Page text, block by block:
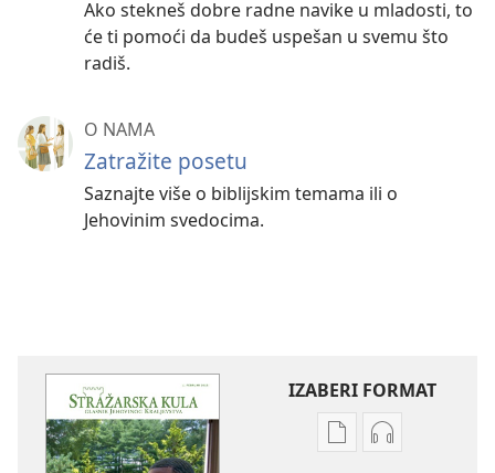
Ako stekneš dobre radne navike u mladosti, to
će ti pomoći da budeš uspešan u svemu što
radiš.
O NAMA
Zatražite posetu
Saznajte više o biblijskim temama ili o
Jehovinim svedocima.
IZABERI FORMAT
FormatiFormati